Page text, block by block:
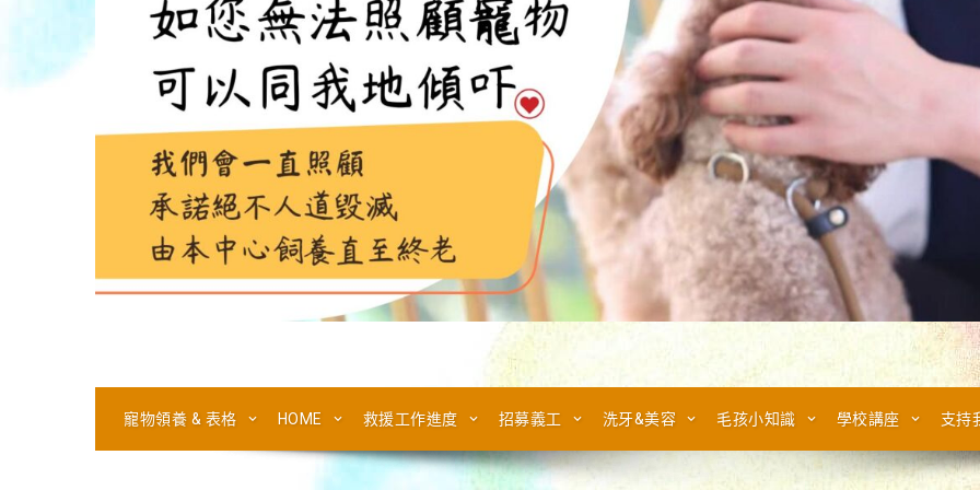
寵物領養 & 表格 HOME 救援工作進度 招募義工 洗牙&美容 毛孩小知識 學校講座 支持